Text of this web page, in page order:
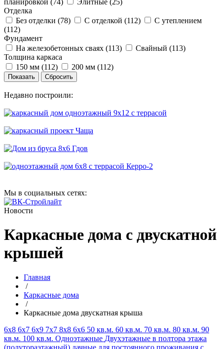
планировкой (74) Элитные (25)
Отделка
Без отделки (78) С отделкой (112)
С утеплением
(112)
Фундамент
На железобетонных сваях (113) Свайный (113)
Толщина каркаса
150 мм (112) 200 мм (112)
Недавно построили:
Мы в социальных сетях:
Новости
Каркасные дома с двускатной
крышей
Главная
/
Каркасные дома
/
Каркасные дома двускатная крыша
6х8 6х7 6х9 7х7 8х8 6х6 50 кв.м. 60 кв.м. 70 кв.м. 80 кв.м. 90
кв.м. 100 кв.м. Одноэтажные Двухэтажные в полтора этажа
(полутораэтажный) дачные для постоянного проживания с